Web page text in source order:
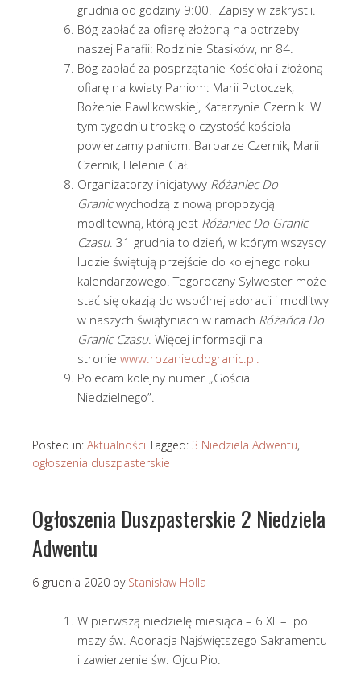
grudnia od godziny 9:00. Zapisy w zakrystii.
Bóg zapłać za ofiarę złożoną na potrzeby
naszej Parafii: Rodzinie Stasików, nr 84.
Bóg zapłać za posprzątanie Kościoła i złożoną
ofiarę na kwiaty Paniom: Marii Potoczek,
Bożenie Pawlikowskiej, Katarzynie Czernik. W
tym tygodniu troskę o czystość kościoła
powierzamy paniom: Barbarze Czernik, Marii
Czernik, Helenie Gał.
Organizatorzy inicjatywy Różaniec Do
Granicwychodzą z nową propozycją
modlitewną, którą jest Różaniec Do Granic
Czasu. 31 grudnia to dzień, w którym wszyscy
ludzie świętują przejście do kolejnego roku
kalendarzowego. Tegoroczny Sylwester może
stać się okazją do wspólnej adoracji i modlitwy
w naszych świątyniach w ramach Różańca Do
Granic Czasu. Więcej informacji na
stronie www.rozaniecdogranic.pl.
Polecam kolejny numer „Gościa
Niedzielnego”.
Posted in: Aktualności Tagged: 3 Niedziela Adwentu,
ogłoszenia duszpasterskie
Ogłoszenia Duszpasterskie 2 Niedziela
Adwentu
6 grudnia 2020 by Stanisław Holla
W pierwszą niedzielę miesiąca – 6 XII – po
mszy św. Adoracja Najświętszego Sakramentu
i zawierzenie św. Ojcu Pio.